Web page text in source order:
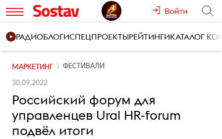
Войти
РАДИОБЛОГИСПЕЦПРОЕКТЫРЕЙТИНГИКАТАЛОГ
МАРКЕТИНГ ФЕСТИВАЛИ
30.09.2022
Российский форум для
управленцев Ural HR-forum
подвёл итоги